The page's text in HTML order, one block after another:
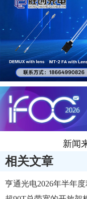
新闻
相关文章
亨通光电2026年半年度